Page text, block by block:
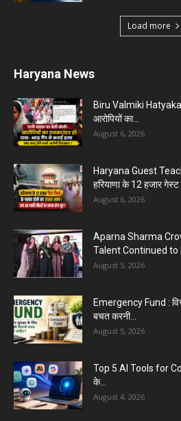
Load more
Haryana News
Biru Valmiki
आरोपियों का...
August 6, 2026
Haryana Guest
हरियाणा के 12 हजार गेस्ट
August 6, 2026
Aparna Sharma
Talent Continued to
August 5, 2026
Emergency Fund :
बचत करनी...
August 5, 2026
Top 5 AI Tools for
के...
August 4, 2026